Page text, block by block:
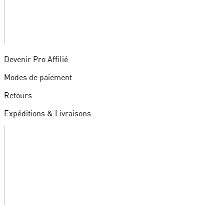
Devenir Pro Affilié
Modes de paiement
Retours
Expéditions & Livraisons